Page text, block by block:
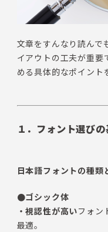
文章をすんなり読んで
イアウトの工夫が重要
める具体的なポイント
１．フォント選び
日本語フォントの種類
●ゴシック体
・視認性が高いフォン
最適。